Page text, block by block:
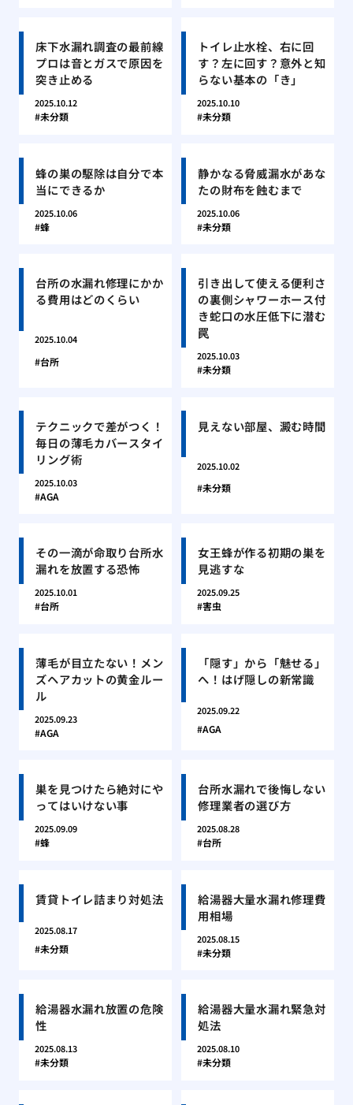
床下水漏れ調査の最前線
プロは音とガスで原因を
突き止める
2025.10.12
未分類
トイレ止水栓、右に回
す？左に回す？意外と知
らない基本の「き」
2025.10.10
未分類
蜂の巣の駆除は自分で本
当にできるか
2025.10.06
蜂
静かなる脅威漏水があな
たの財布を蝕むまで
2025.10.06
未分類
台所の水漏れ修理にかか
る費用はどのくらい
2025.10.04
台所
引き出して使える便利さ
の裏側シャワーホース付
き蛇口の水圧低下に潜む
罠
2025.10.03
未分類
テクニックで差がつく！
毎日の薄毛カバースタイ
リング術
2025.10.03
AGA
見えない部屋、澱む時間
2025.10.02
未分類
その一滴が命取り台所水
漏れを放置する恐怖
2025.10.01
台所
女王蜂が作る初期の巣を
見逃すな
2025.09.25
害虫
薄毛が目立たない！メン
ズヘアカットの黄金ルー
ル
2025.09.23
AGA
「隠す」から「魅せる」
へ！はげ隠しの新常識
2025.09.22
AGA
巣を見つけたら絶対にや
ってはいけない事
2025.09.09
蜂
台所水漏れで後悔しない
修理業者の選び方
2025.08.28
台所
賃貸トイレ詰まり対処法
2025.08.17
未分類
給湯器大量水漏れ修理費
用相場
2025.08.15
未分類
給湯器水漏れ放置の危険
性
2025.08.13
未分類
給湯器大量水漏れ緊急対
処法
2025.08.10
未分類